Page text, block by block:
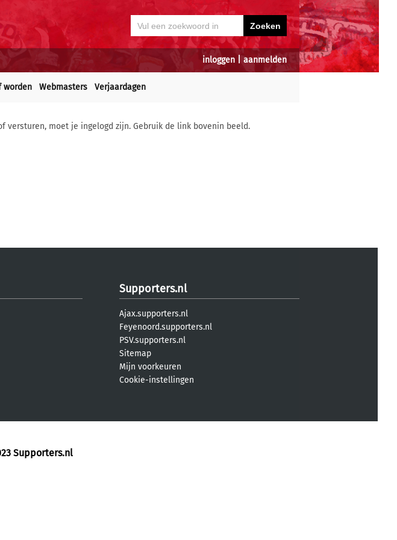
inloggen aanmelden
worden Webmasters Verjaardagen
versturen, moet je ingelogd zijn. Gebruik de link bovenin beeld.
Supporters.nl
Ajax.supporters.nl
Feyenoord.supporters.nl
PSV.supporters.nl
Sitemap
Mijn voorkeuren
Cookie-instellingen
Supporters.nl